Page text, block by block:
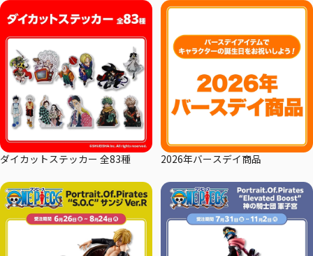
ダイカットステッカー 全83種 2026年バースデイ商品